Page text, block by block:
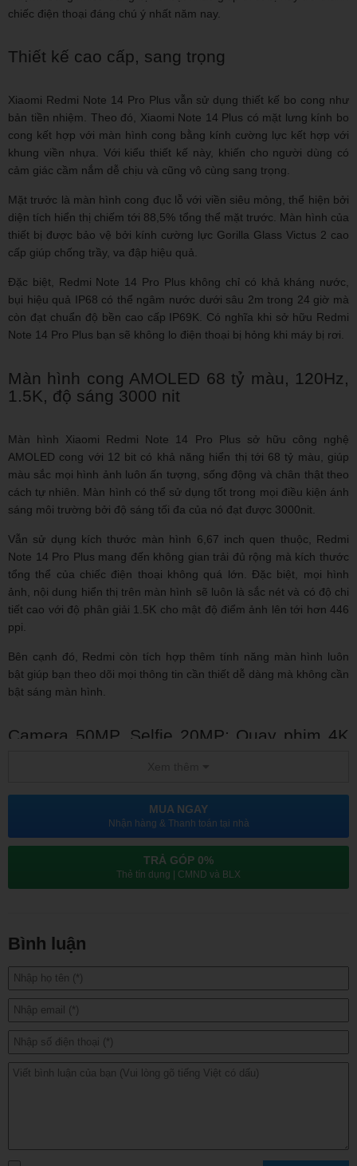
chiếc điện thoại đáng chú ý nhất năm nay.
Thiết kế cao cấp, sang trọng
Xiaomi Redmi Note 14 Pro Plus vẫn sử dụng thiết kế bo cong như
bản tiền nhiệm. Theo đó, Xiaomi Note 14 Plus có mặt lưng kính bo
cong kết hợp với màn hình cong bằng kính cường lực kết hợp với
khung viền nhựa. Với kiểu thiết kế này, khiến cho người dùng có
cảm giác cầm nắm dễ chịu và cũng vô cùng sang trọng.
Mặt trước là màn hình cong đục lỗ với viền siêu mỏng, thể hiện bởi
diện tích hiển thị chiếm tới 88,5% tổng thể mặt trước. Màn hình của
thiết bị được bảo vệ bởi kính cường lực Gorilla Glass Victus 2 cao
cấp giúp chống trầy, va đập hiệu quả.
Đặc biệt, Redmi Note 14 Pro Plus không chỉ có khả kháng nước,
bụi hiệu quả IP68 có thể ngâm nước dưới sâu 2m trong 24 giờ mà
còn đạt chuẩn độ bền cao cấp IP69K. Có nghĩa khi sở hữu Redmi
Note 14 Pro Plus bạn sẽ không lo điện thoại bị hỏng khi máy bị rơi.
Màn hình cong AMOLED 68 tỷ màu, 120Hz,
1.5K, độ sáng 3000 nit
Màn hình Xiaomi Redmi Note 14 Pro Plus sở hữu công nghệ
AMOLED cong với 12 bit có khả năng hiển thị tới 68 tỷ màu, giúp
màu sắc mọi hình ảnh luôn ấn tượng, sống động và chân thật theo
cách tự nhiên. Màn hình có thể sử dụng tốt trong mọi điều kiện ánh
sáng môi trường bởi độ sáng tối đa của nó đạt được 3000nit.
Vẫn sử dụng kích thước màn hình 6,67 inch quen thuộc, Redmi
Note 14 Pro Plus mang đến không gian trải đủ rộng mà kích thước
tổng thể của chiếc điện thoại không quá lớn. Đặc biệt, mọi hình
ảnh, nội dung hiển thị trên màn hình sẽ luôn là sắc nét và có độ chi
tiết cao với độ phân giải 1.5K cho mật độ điểm ảnh lên tới hơn 446
ppi.
Bên cạnh đó, Redmi còn tích hợp thêm tính năng màn hình luôn
bật giúp bạn theo dõi mọi thông tin cần thiết dễ dàng mà không cần
bật sáng màn hình.
Camera 50MP, Selfie 20MP; Quay phim 4K
Redmi Note 14 Pro Plus sở hữu hệ thống camera 3 ống kính phía
sau cho phép chụp ảnh sắc chất lượng cao, chi tiết tốt và quay
phim siêu nét. Với cảm biến chính góc rộng 50MP sử dụng cảm
biến Light Hunter 800 vốn dĩ được trang bị các mẫu điện thoại cao
cấp của Xiaomi. Đặc biệt, với công nghệ ISO Fusion Max nâng cao
13,2EV cho phạm vi xử lý ánh sáng tốt. Bất kể tình huống đủ sáng,
Camera thứ 2 là 8MP hỗ trợ góc siêu rộng lên tới 120° là trợ thủ
đắc lực cho chụp ảnh phong cảnh và ảnh nhóm. Cuối cùng là cảm
biến tele 50MP có khẩu độ f/2.0, tiêu cự 60mm hỗ trợ chụp ảnh cận
cảnh, zoom xa sắc nét.
Với hệ thống camera kể trên, Redmi Note 14 Pro Plus mang đến
cho người dùng khả năng chụp ảnh ấn tượng trọng mọi điều kiện
ánh sáng.
đẹp khiến người dùng vừa dễ chụp vừa dễ dàng có ảnh đẹp.
MUA NGAY
Nhận hàng & Thanh toán tại nhà
TRẢ GÓP 0%
Thẻ tín dụng | CMND và BLX
Bình luận